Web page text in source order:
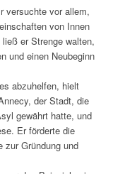
versuchte vor allem,
von Innen
er Strenge walten,
und einen Neubeginn
abzuhelfen, hielt
der Stadt, die
gewährt hatte, und
Er förderte die
zur Gründung und